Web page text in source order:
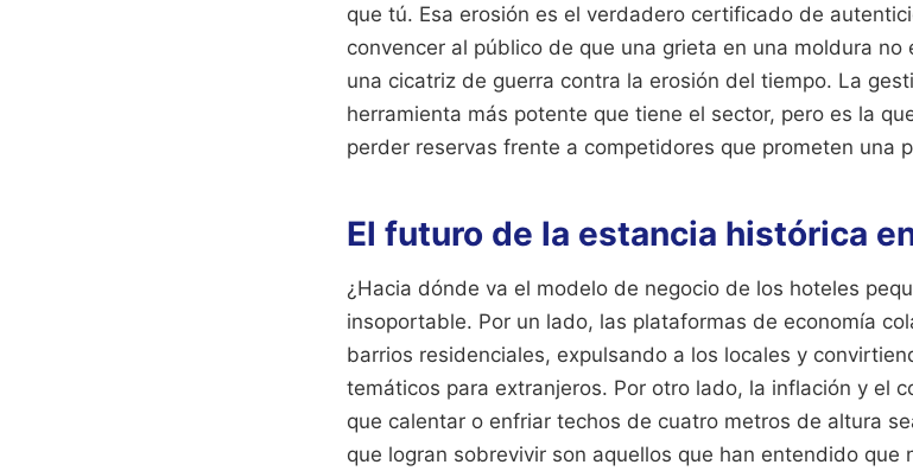
que tú. Esa erosión es el verdadero certificado de
convencer al público de que una grieta en una moldura
una cicatriz de guerra contra la erosión del tiempo. La
herramienta más potente que tiene el sector, pero es la
perder reservas frente a competidores que prometen una
El futuro de la estancia histórica
¿Hacia dónde va el modelo de negocio de los hoteles
insoportable. Por un lado, las plataformas de economía
barrios residenciales, expulsando a los locales y
temáticos para extranjeros. Por otro lado, la inflación y el
que calentar o enfriar techos de cuatro metros de altura
que logran sobrevivir son aquellos que han entendido que